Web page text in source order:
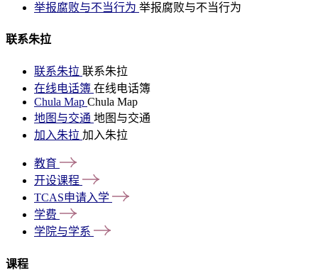
举报腐败与不当行为 举报腐败与不当行为
联系朱拉
联系朱拉 联系朱拉
在线电话簿 在线电话簿
Chula Map Chula Map
地图与交通 地图与交通
加入朱拉 加入朱拉
教育
开设课程
TCAS申请入学
学费
学院与学系
课程